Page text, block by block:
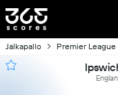
Jalkapallo Premier League